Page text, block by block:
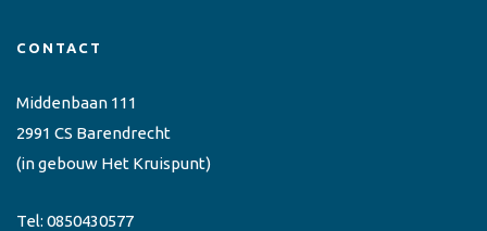
CONTACT
Middenbaan 111
2991 CS Barendrecht
(in gebouw Het Kruispunt)
Tel: 0850430577